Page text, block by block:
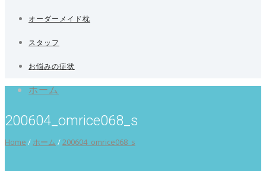
ホーム
オーダーメイド枕
スタッフ
お悩みの症状
200604_omrice068_s
Home / ホーム /200604_omrice068_s